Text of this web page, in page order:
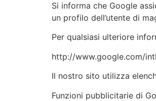
Si informa che Google
un profilo dell’utente di
Per qualsiasi ulteriore
http://www.google.com/
Il nostro sito utilizza
Funzioni pubblicitarie di